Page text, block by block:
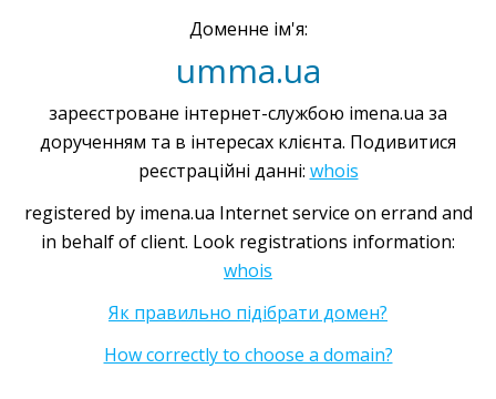
Доменне ім'я:
umma.ua
зареєстроване інтернет-службою imena.ua за
дорученням та в інтересах клієнта. Подивитися
реєстраційні данні: whois
registered by imena.ua Internet service on errand and
in behalf of client. Look registrations information:
whois
Як правильно підібрати домен?
How correctly to choose a domain?